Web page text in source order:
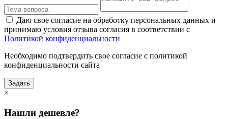
Даю свое согласие на обработку персональных данных и
принимаю условия отзыва согласия в соответствии с
Политикой конфиденциальности
Необходимо подтвердить свое согласие с политикой
конфиденциальности сайта
Задать
×
Нашли дешевле?